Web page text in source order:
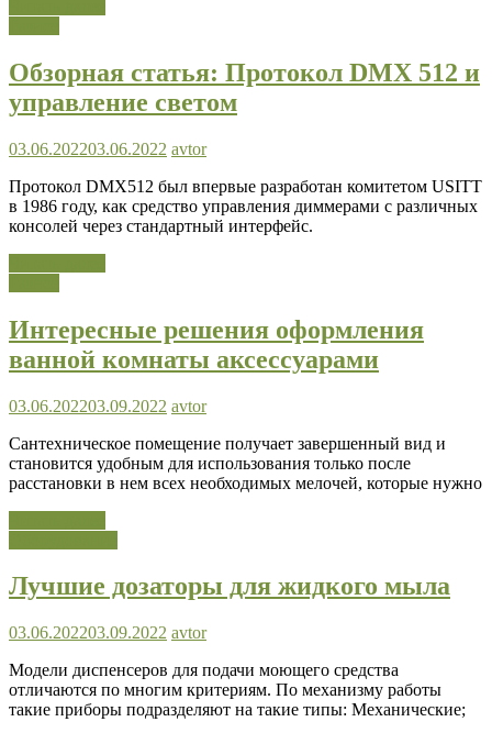
Обзорная статья: Протокол DMX 512 и
управление светом
03.06.202203.06.2022 avtor
Протокол DMX512 был впервые разработан комитетом USITT
в 1986 году, как средство управления диммерами с различных
консолей через стандартный интерфейс.
Интересные решения оформления
ванной комнаты аксессуарами
03.06.202203.09.2022 avtor
Сантехническое помещение получает завершенный вид и
становится удобным для использования только после
расстановки в нем всех необходимых мелочей, которые нужно
Лучшие дозаторы для жидкого мыла
03.06.202203.09.2022 avtor
Модели диспенсеров для подачи моющего средства
отличаются по многим критериям. По механизму работы
такие приборы подразделяют на такие типы: Механические;